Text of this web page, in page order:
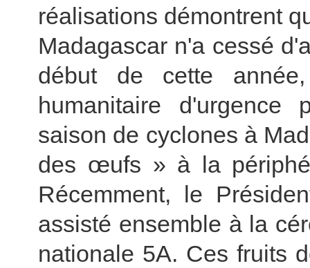
réalisations démontrent
Madagascar n'a cessé
début de cette
humanitaire
saison de cyclones à
des œufs » à la
Récemment, le
assisté ensemble à la
nationale 5A. Ces fruits